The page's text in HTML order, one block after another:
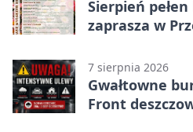
Sierpień
zaprasza w
7 sierpnia 2026
Gwałtowne
Front